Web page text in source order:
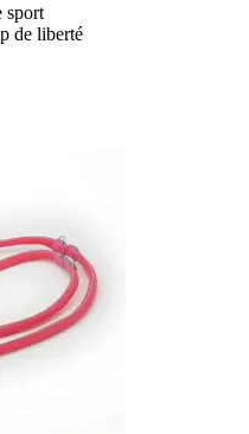
sport
de liberté